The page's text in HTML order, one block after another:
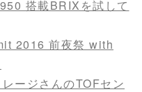
搭載BRIXを試して
2016 前夜祭 with
ージさんのTOFセン